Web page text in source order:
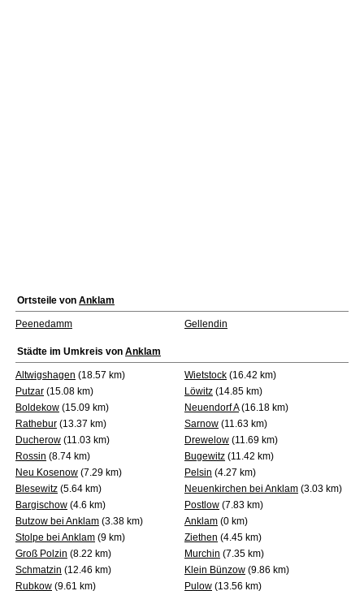
Ortsteile von Anklam
Peenedamm Gellendin
Städte im Umkreis von Anklam
Altwigshagen (18.57 km) Wietstock (16.42 km)
Putzar (15.08 km) Löwitz (14.85 km)
Boldekow (15.09 km) Neuendorf A(16.18 km)
Rathebur (13.37 km) Sarnow (11.63 km)
Ducherow (11.03 km) Drewelow (11.69 km)
Rossin (8.74 km) Bugewitz (11.42 km)
Neu Kosenow (7.29 km) Pelsin (4.27 km)
Blesewitz (5.64 km) Neuenkirchen bei Anklam (3.03 km)
Bargischow (4.6 km) Postlow (7.83 km)
Butzow bei Anklam (3.38 km) Anklam (0 km)
Stolpe bei Anklam (9 km) Ziethen (4.45 km)
Groß Polzin (8.22 km) Murchin (7.35 km)
Schmatzin (12.46 km) Klein Bünzow (9.86 km)
Rubkow (9.61 km) Pulow (13.56 km)